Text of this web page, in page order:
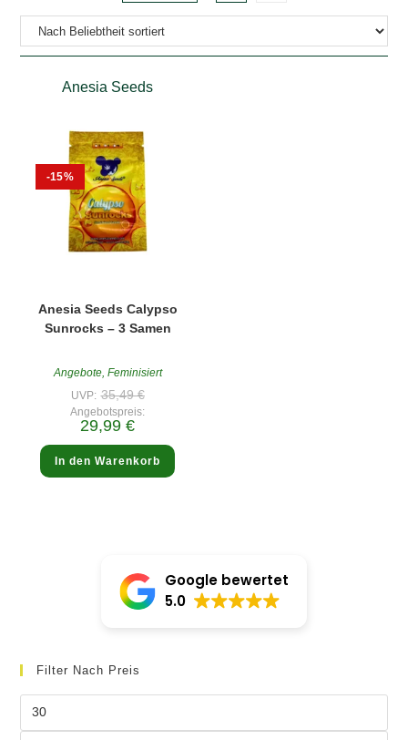
Anesia Seeds
-15%
Anesia Seeds Calypso
Sunrocks – 3 Samen
Angebote, Feminisiert
UVP: 35,49€Ursprünglicher
Preis
war:
Angebotspreis:
29,99€Aktueller
ist:
29,99 €.
In den Warenkorb
Google bewertet
5.0
Filter Nach Preis